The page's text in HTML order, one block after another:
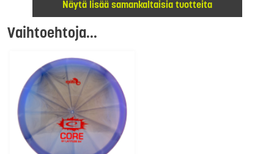
Näytä lisää samankaltaisia tuotteita
Vaihtoehtoja...